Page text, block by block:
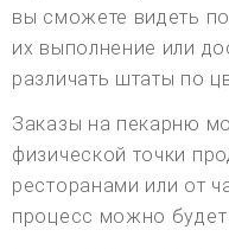
вы сможете видеть
их выполнение или
различать штаты по
Заказы на пекарню
физической точки
ресторанами или от
процесс можно будет